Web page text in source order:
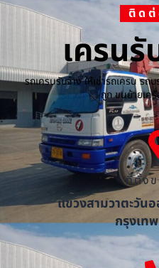
ติดต่
เครนรั
รถเครนรับจ้าง ให้เช่ารถเครน ร
ถูก ขนย้ายเค
ที่ตั้งข
แขวงสามวาตะวัน
กรุงเท